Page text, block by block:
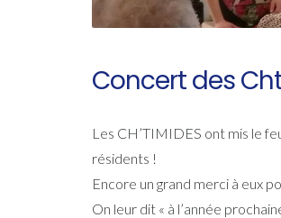
Concert des
Les CH’TIMIDES ont mis le
résidents !
Encore un grand merci à eux
On leur dit « à l’année